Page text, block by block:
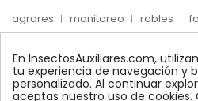
agrares monitoreo robles
precio
palmera max nido
biologico
trips
alcornoques
conectores
feromonas
conector quelato
En InsectosAuxiliares.com,
tu experiencia de navegación y
personalizado. Al continuar
aceptas nuestro uso de